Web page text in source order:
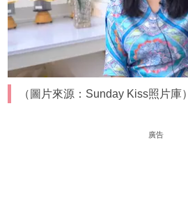
（圖片來源：Sunday Kiss照片庫）
廣告